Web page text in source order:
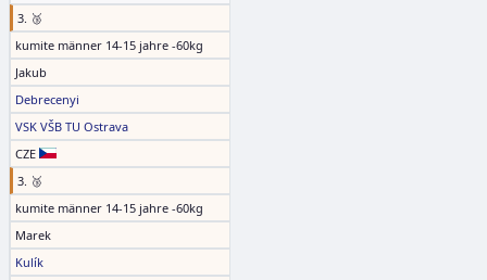
3. 🥉
kumite männer 14-15 jahre -60kg
Jakub
Debrecenyi
VSK VŠB TU Ostrava
CZE
3. 🥉
kumite männer 14-15 jahre -60kg
Marek
Kulík